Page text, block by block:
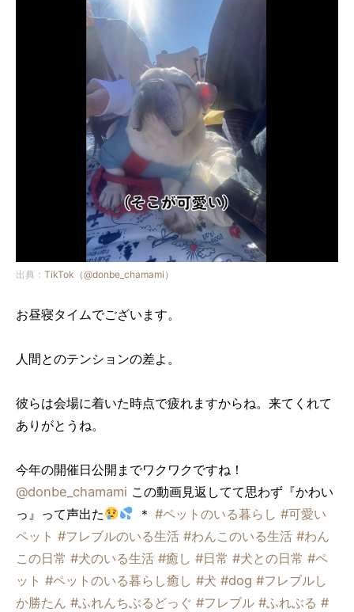
出典： TikTok（@donbe_chamami）
お昼寝タイムでございます。
人間とのテンションの差よ。
彼らは会場に着いた時点で疲れますからね。来てくれて
ありがとうね。
今年の開催日公開までワクワクですね！
@donbe_chamami この動画見返してて思わず『かわい
っ』って声出た
＊ #ペットのいる暮らし #可愛い
ペット #フレブルのいる生活 #わんこのいる生活 #わん
この日常 #犬のいる生活 #癒し #日常 #犬との日常 #ペ
ット #ペットのいる暮らし癒し #犬 #dog #フレブルし
か勝たん #ふれんちぶるどっぐ #フレブル #ふれぶる #